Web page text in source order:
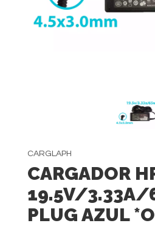
CARGLAPH
CARGADOR
19.5V/3.33A/
PLUG AZUL